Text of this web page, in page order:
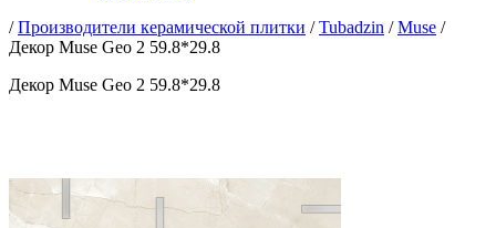
/Производители керамической плитки /Tubadzin /Muse /
Декор Muse Geo 2 59.8*29.8
Декор Muse Geo 2 59.8*29.8